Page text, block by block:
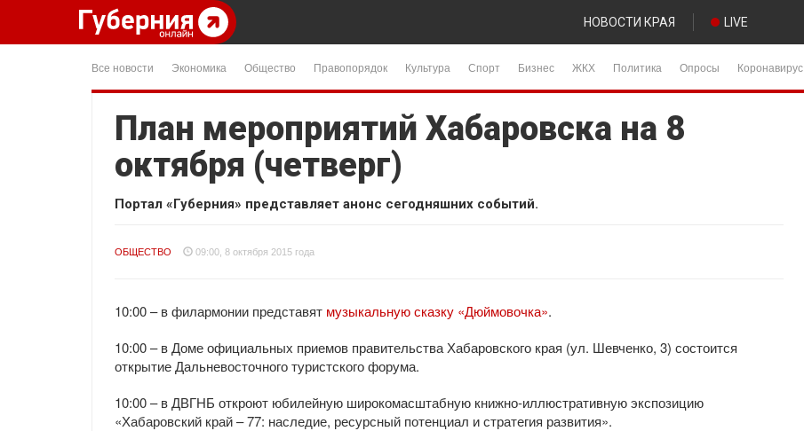
НОВОСТИ КРАЯ LIVE
Все новости Экономика Общество Правопорядок Культура Спорт Бизнес ЖКХ Политика Опросы Коронавирус
План мероприятий Хабаровска на 8
октября (четверг)
Портал «Губерния» представляет анонс сегодняшних событий.
ОБЩЕСТВО 09:00, 8 октября 2015 года
10:00 – в филармонии представят музыкальную сказку «Дюймовочка».
10:00 – в Доме официальных приемов правительства Хабаровского края (ул. Шевченко, 3) состоится
открытие Дальневосточного туристского форума.
10:00 – в ДВГНБ откроют юбилейную широкомасштабную книжно-иллюстративную экспозицию
«Хабаровский край – 77: наследие, ресурсный потенциал и стратегия развития».